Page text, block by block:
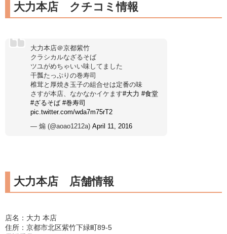
大力本店 クチコミ情報
大力本店＠京都紫竹
クラシカルなざるそば
ツユがめちゃいい味してました
干瓢たっぷりの巻寿司
椎茸と厚焼き玉子の組合せは定番の味
さすが本店、なかなかイケます#大力 #食堂
#ざるそば #巻寿司
pic.twitter.com/wda7m75rT2
— 煽 (@aoao1212a) April 11, 2016
大力本店 店舗情報
店名：大力 本店
住所：京都市北区紫竹下緑町89-5